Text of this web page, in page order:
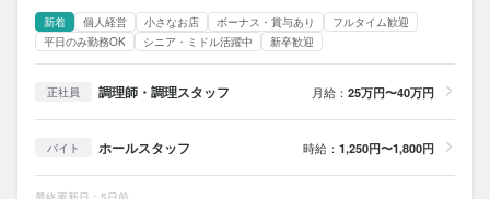
新着 個人経営 小さなお店 ボーナス・賞与あり
フルタイム歓迎
平日のみ勤務OK
シニア・ミドル活躍中 新卒歓迎
正社員 調理師・調理スタッフ 月給： 25万円〜40万円
バイト ホールスタッフ 時給： 1,250円〜1,800円